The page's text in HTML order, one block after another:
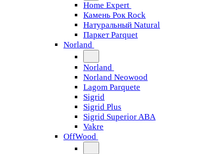
Home Expert
Камень Рок Rock
Натуральный Natural
Паркет Parquet
Norland
Norland
Norland Neowood
Lagom Parquete
Sigrid
Sigrid Plus
Sigrid Superior ABA
Vakre
OffWood